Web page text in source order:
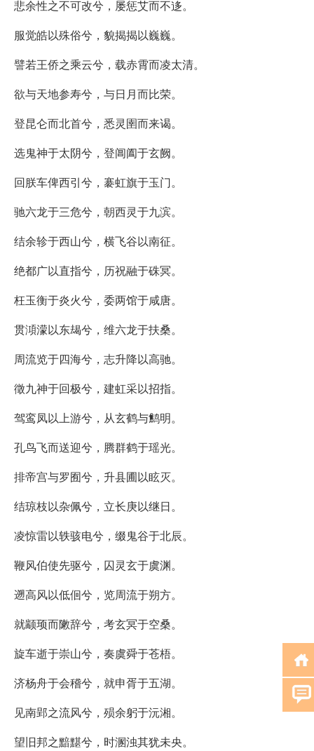
悲余性之不可改兮，屡惩艾而不迻。
服觉皓以殊俗兮，貌揭揭以巍巍。
譬若王侨之乘云兮，载赤霄而凌太清。
欲与天地参寿兮，与日月而比荣。
登昆仑而北首兮，悉灵圉而来谒。
选鬼神于太阴兮，登阊阖于玄阙。
回朕车俾西引兮，褰虹旗于玉门。
驰六龙于三危兮，朝西灵于九滨。
结余轸于西山兮，横飞谷以南征。
绝都广以直指兮，历祝融于硃冥。
枉玉衡于炎火兮，委两馆于咸唐。
贯澒濛以东朅兮，维六龙于扶桑。
周流览于四海兮，志升降以高驰。
徵九神于回极兮，建虹采以招指。
驾鸾凤以上游兮，从玄鹤与鹪明。
孔鸟飞而送迎兮，腾群鹤于瑶光。
排帝宫与罗囿兮，升县圃以眩灭。
结琼枝以杂佩兮，立长庚以继日。
凌惊雷以轶骇电兮，缀鬼谷于北辰。
鞭风伯使先驱兮，囚灵玄于虞渊。
遡高风以低佪兮，览周流于朔方。
就颛顼而敶辞兮，考玄冥于空桑。
旋车逝于崇山兮，奏虞舜于苍梧。
济杨舟于会稽兮，就申胥于五湖。
见南郢之流风兮，殒余躬于沅湘。
望旧邦之黯黮兮，时溷浊其犹未央。